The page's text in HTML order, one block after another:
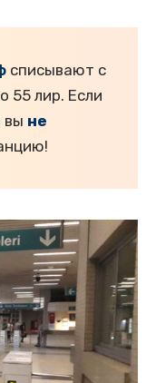
списывают с
55 лир. Если
вы не